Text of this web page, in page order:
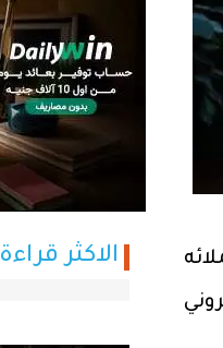
يتيح لعملائه
الاكثر قراءة